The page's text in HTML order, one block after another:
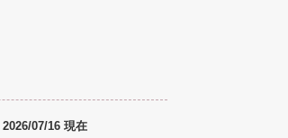
2026/07/16 現在